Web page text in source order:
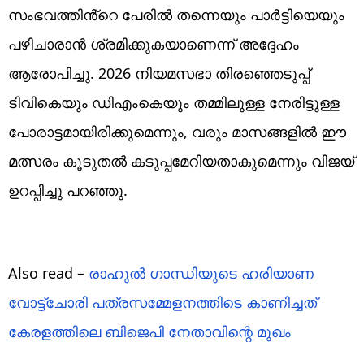
സംഭവത്തിൻ്റെ പേരിൽ തന്നെയും പാർട്ടിയെയും
പഴിചാരാൻ ശ്രമിക്കുകയാണെന്ന് അദ്ദേഹം
ആരോപിച്ചു. 2026 നിയമസഭാ തിരഞ്ഞെടുപ്പ്
ടിവികെയും ഡിഎംകെയും തമ്മിലുള്ള നേരിട്ടുള്ള
പോരാട്ടമായിരിക്കുമെന്നും, വരും മാസങ്ങളിൽ ഈ
മത്സരം കൂടുതൽ കടുപ്പമേറിയതാകുമെന്നും വിജയ്
ഉറപ്പിച്ചു പറഞ്ഞു.
Also read – രാഹുൽ ​ഗാന്ധിയുടെ ഹരിയാണ
വോട്ട്ചോരി പത്രസമ്മേളനത്തിടെ കാണിച്ചത്
കേരളത്തിലെ ബിജെപി നേതാവിന്റെ മുഖം